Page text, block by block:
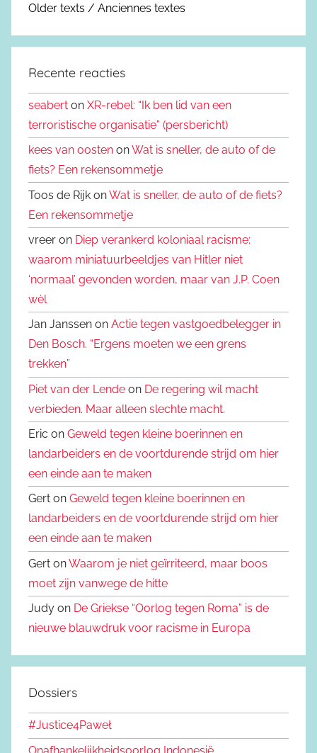
Older texts / Anciennes textes
Recente reacties
seabert on XR-rebel: “Ik ben lid van een
terroristische organisatie” (persbericht)
kees van oosten onWat is sneller, de auto of de
fiets? Een rekensommetje
Toos de Rijk onWat is sneller, de auto of de fiets?
Een rekensommetje
vreer on Diep verankerd koloniaal racisme:
waarom miniatuurbeeldjes van Hitler niet
‘normaal’ gevonden worden, maar van J.P. Coen
wèl
Jan Janssen on Actie tegen vastgoedbelegger in
Den Bosch. “Ergens moeten we een grens
trekken”
Piet van der Lende on De regering wil macht
verbieden. Maar alleen slechte macht.
Eric on Geweld tegen kleine boerinnen en
landarbeiders en de voortdurende strijd om hier
een einde aan te maken
Gert on Geweld tegen kleine boerinnen en
landarbeiders en de voortdurende strijd om hier
een einde aan te maken
Gert onWaarom je niet geïrriteerd, maar boos
moet zijn vanwege de hitte
Judy on De Griekse “Oorlog tegen Roma” is de
nieuwe blauwdruk voor racisme in Europa
Dossiers
#Justice4Paweł